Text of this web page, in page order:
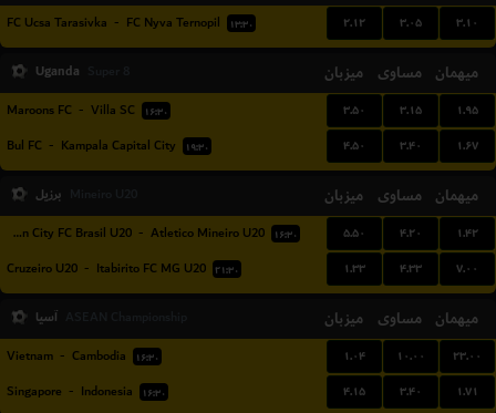
FC Ucsa Tarasivka - FC Nyva Ternopil ۱۳:۳۰ ۲.۱۲ ۳.۰۵ ۳.۱۰
Uganda میزبان مساوی میهمان
Maroons FC - Villa SC ۱۶:۳۰ ۳.۵۰ ۳.۱۵ ۱.۹۵
Bul FC - Kampala Capital City ۱۹:۳۰ ۴.۵۰ ۳.۴۰ ۱.۶۷
برزیل میزبان مساوی میهمان
Boston City FC Brasil U20 - Atletico Mineiro U20 ۱۶:۳۰ ۵.۵۰ ۴.۲۰ ۱.۴۲
Cruzeiro U20 - Itabirito FC MG U20 ۲۱:۳۰ ۱.۳۳ ۴.۳۳ ۷.۰۰
آسیا میزبان مساوی میهمان
Vietnam - Cambodia ۱۶:۳۰ ۱.۰۴ ۱۰.۰۰ ۲۳.۰۰
Singapore - Indonesia ۱۶:۳۰ ۴.۱۵ ۳.۴۰ ۱.۷۱